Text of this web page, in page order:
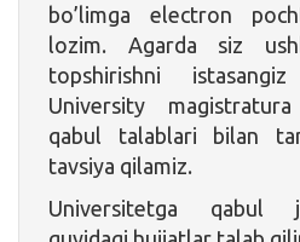
bo’limga electron
lozim. Agarda siz
topshirishni
University
qabul talablari bilan
tavsiya qilamiz.
Universitetga qabul